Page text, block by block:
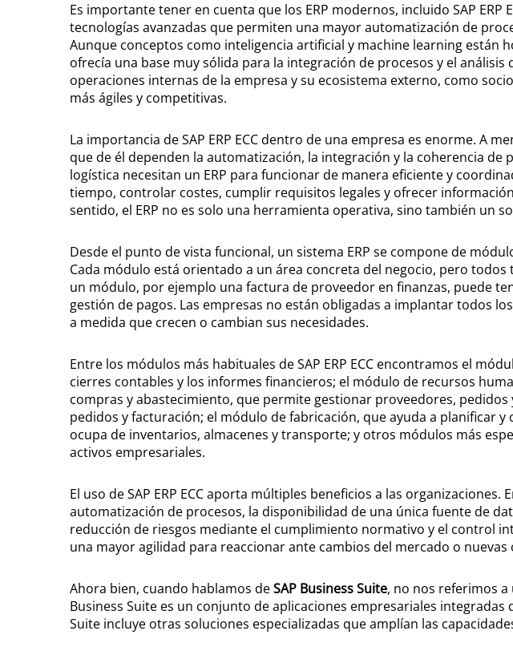
Es importante tener en cuenta que los ERP modernos, incluido SAP
tecnologías avanzadas que permiten una mayor automatización de
Aunque conceptos como inteligencia artificial y machine learning están
ofrecía una base muy sólida para la integración de procesos y el
operaciones internas de la empresa y su ecosistema externo, como
más ágiles y competitivas.
La importancia de SAP ERP ECC dentro de una empresa es enorme. A
que de él dependen la automatización, la integración y la coherencia
logística necesitan un ERP para funcionar de manera eficiente y
tiempo, controlar costes, cumplir requisitos legales y ofrecer
sentido, el ERP no es solo una herramienta operativa, sino también un
Desde el punto de vista funcional, un sistema ERP se compone de
Cada módulo está orientado a un área concreta del negocio, pero
un módulo, por ejemplo una factura de proveedor en finanzas, puede
gestión de pagos. Las empresas no están obligadas a implantar todos
a medida que crecen o cambian sus necesidades.
Entre los módulos más habituales de SAP ERP ECC encontramos el
cierres contables y los informes financieros; el módulo de recursos
compras y abastecimiento, que permite gestionar proveedores,
pedidos y facturación; el módulo de fabricación, que ayuda a planificar
ocupa de inventarios, almacenes y transporte; y otros módulos más
activos empresariales.
El uso de SAP ERP ECC aporta múltiples beneficios a las
automatización de procesos, la disponibilidad de una única fuente de
reducción de riesgos mediante el cumplimiento normativo y el control
una mayor agilidad para reaccionar ante cambios del mercado o
Ahora bien, cuando hablamos deSAP Business Suite, no nos referimos
Business Suite es un conjunto de aplicaciones empresariales integradas
Suite incluye otras soluciones especializadas que amplían las